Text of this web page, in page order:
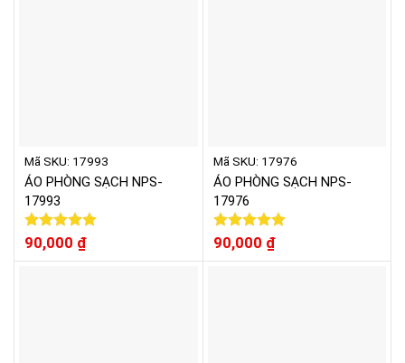
Mã SKU: 17993
ÁO PHÒNG SẠCH NPS-
17993
Được xếp
hạng
5.00
90,000 ₫
Mã SKU: 17976
ÁO PHÒNG SẠCH NPS-
17976
Được xếp
hạng
5.00
90,000 ₫